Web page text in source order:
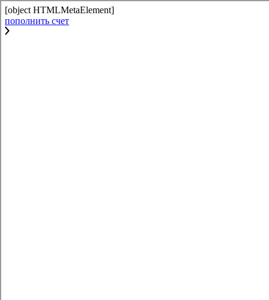
[object HTMLMetaElement]
пополнить счет